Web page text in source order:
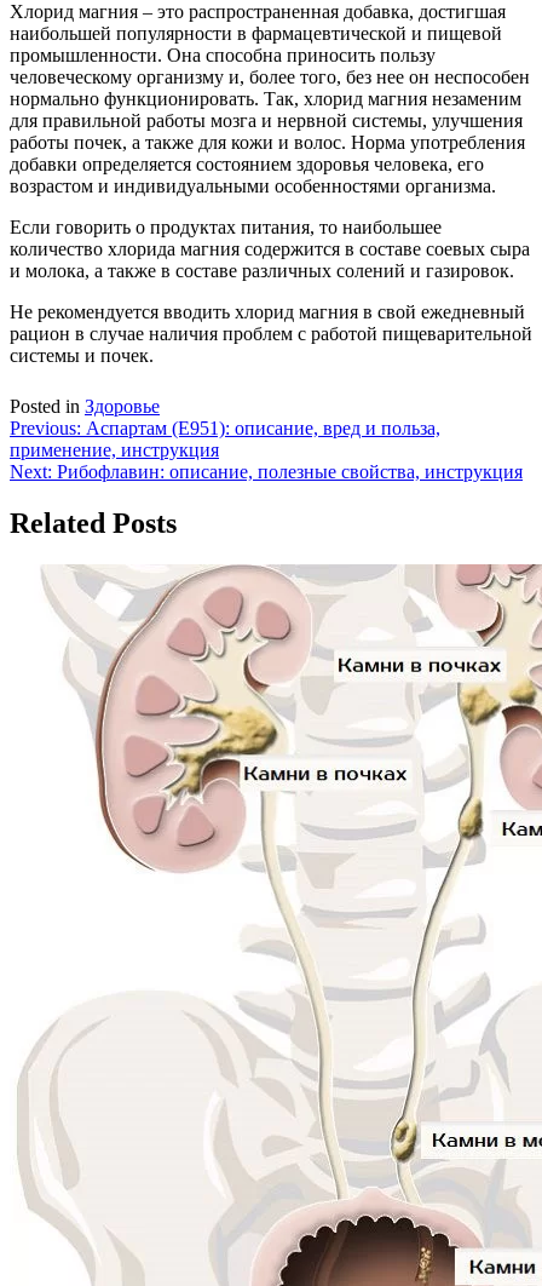
Хлорид магния – это распространенная добавка, достигшая
наибольшей популярности в фармацевтической и пищевой
промышленности. Она способна приносить пользу
человеческому организму и, более того, без нее он неспособен
нормально функционировать. Так, хлорид магния незаменим
для правильной работы мозга и нервной системы, улучшения
работы почек, а также для кожи и волос. Норма употребления
добавки определяется состоянием здоровья человека, его
возрастом и индивидуальными особенностями организма.
Если говорить о продуктах питания, то наибольшее
количество хлорида магния содержится в составе соевых сыра
и молока, а также в составе различных солений и газировок.
Не рекомендуется вводить хлорид магния в свой ежедневный
рацион в случае наличия проблем с работой пищеварительной
системы и почек.
Posted in Здоровье
Навигация
по
Previous: Аспартам (Е951): описание, вред и польза,
применение, инструкция
Next: Рибофлавин: описание, полезные свойства, инструкция
Related Posts